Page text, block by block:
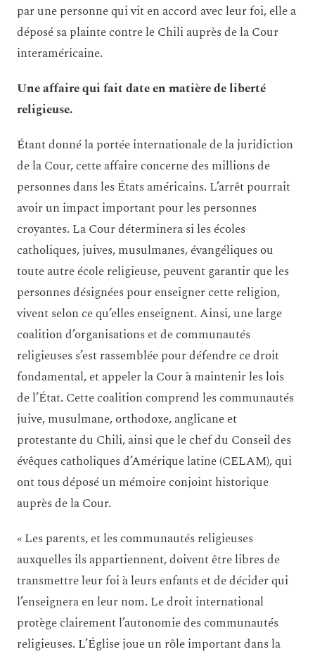
par une personne qui vit en accord avec leur foi, elle a
déposé sa plainte contre le Chili auprès de la Cour
interaméricaine.
Une affaire qui fait date en matière de liberté
religieuse.
Étant donné la portée internationale de la juridiction
de la Cour, cette affaire concerne des millions de
personnes dans les États américains. L’arrêt pourrait
avoir un impact important pour les personnes
croyantes. La Cour déterminera si les écoles
catholiques, juives, musulmanes, évangéliques ou
toute autre école religieuse, peuvent garantir que les
personnes désignées pour enseigner cette religion,
vivent selon ce qu’elles enseignent. Ainsi, une large
coalition d’organisations et de communautés
religieuses s’est rassemblée pour défendre ce droit
fondamental, et appeler la Cour à maintenir les lois
de l’État. Cette coalition comprend les communautés
juive, musulmane, orthodoxe, anglicane et
protestante du Chili, ainsi que le chef du Conseil des
évêques catholiques d’Amérique latine (CELAM), qui
ont tous déposé un mémoire conjoint historique
auprès de la Cour.
« Les parents, et les communautés religieuses
auxquelles ils appartiennent, doivent être libres de
transmettre leur foi à leurs enfants et de décider qui
l’enseignera en leur nom. Le droit international
protège clairement l’autonomie des communautés
religieuses. L’Église joue un rôle important dans la